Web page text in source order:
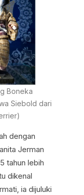
Boneka
Siebold dari
dengan
Jerman
tahun lebih
dikenal
ia dijuluki